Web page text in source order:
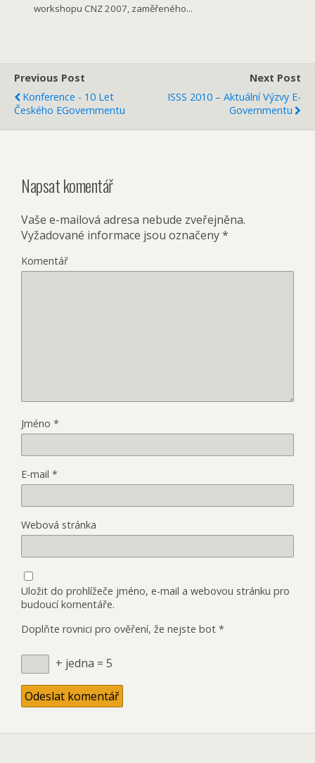
workshopu CNZ 2007, zaměřeného...
Previous Post
Konference - 10 Let
Českého EGovernmentu
Next Post
ISSS 2010 – Aktuální Výzvy E-
Governmentu
Napsat komentář
Vaše e-mailová adresa nebude zveřejněna.
Vyžadované informace jsou označeny*
Komentář
Jméno *
E-mail *
Webová stránka
Uložit do prohlížeče jméno, e-mail a webovou stránku pro
budoucí komentáře.
Doplňte rovnici pro ověření, že nejste bot *
+ jedna = 5